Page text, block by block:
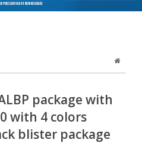
package with
with 4 colors
blister package